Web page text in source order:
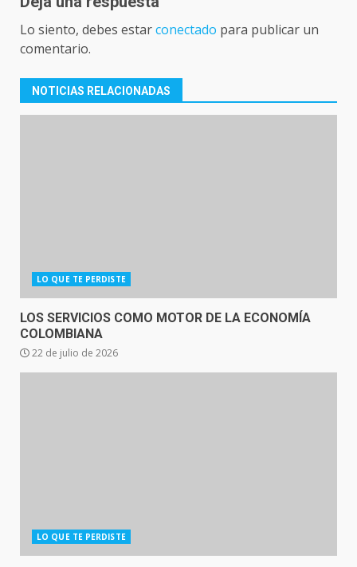
Lo siento, debes estarconectado para publicar un
comentario.
NOTICIAS RELACIONADAS
LO QUE TE PERDISTE
LOS SERVICIOS COMO MOTOR DE LA ECONOMÍA
COLOMBIANA
22 de julio de 2026
LO QUE TE PERDISTE